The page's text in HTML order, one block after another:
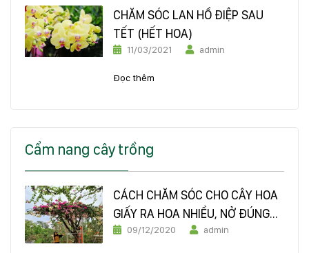
CHĂM SÓC LAN HỒ ĐIỆP SAU
TẾT (HẾT HOA)
11/03/2021 admin
Đọc thêm
Cẩm nang cây trồng
CÁCH CHĂM SÓC CHO CÂY HOA
GIẤY RA HOA NHIỀU, NỞ ĐÚNG
DỊP TẾT ĐÓN XUÂN
09/12/2020 admin